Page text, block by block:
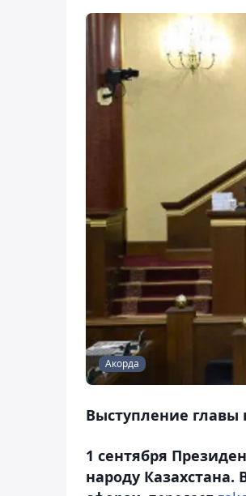
Акорда
Выступление главы
1 сентября
народу Казахстана.